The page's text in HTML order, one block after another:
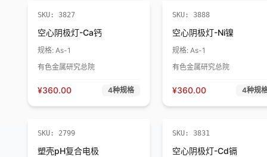
SKU: 3827
空心阴极灯-Ca钙
规格: As-1
有色金属研究总院
¥360.00 4种规格
SKU: 3888
空心阴极灯-Ni镍
规格: As-1
有色金属研究总院
¥360.00 4种规
SKU: 2799
塑壳pH复合电极
SKU: 3831
空心阴极灯-Cd镉